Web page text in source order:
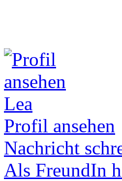
Lea
Profil ansehen
Nachricht
Als FreundIn